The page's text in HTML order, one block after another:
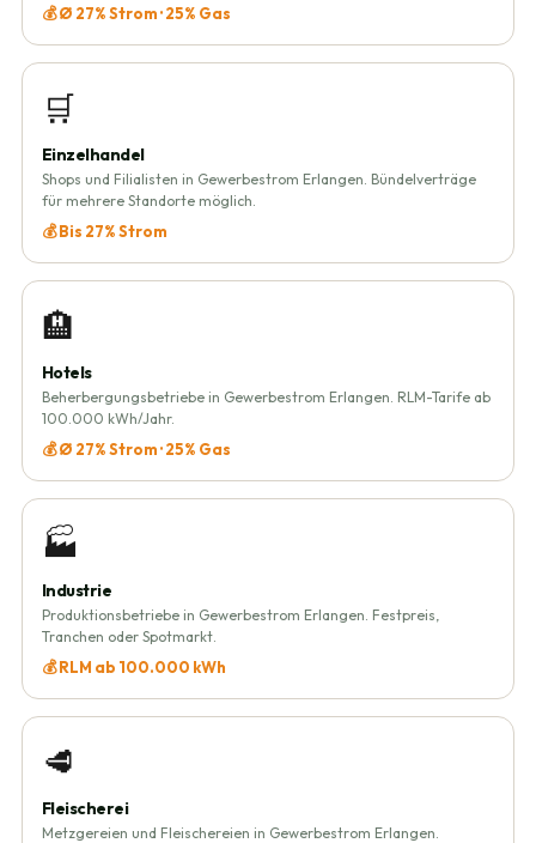
💰 Ø 27% Strom · 25% Gas
🛒
Einzelhandel
Shops und Filialisten in Gewerbestrom Erlangen. Bündelverträge
für mehrere Standorte möglich.
💰 Bis 27% Strom
🏨
Hotels
Beherbergungsbetriebe in Gewerbestrom Erlangen. RLM-Tarife ab
100.000 kWh/Jahr.
💰 Ø 27% Strom · 25% Gas
🏭
Industrie
Produktionsbetriebe in Gewerbestrom Erlangen. Festpreis,
Tranchen oder Spotmarkt.
💰 RLM ab 100.000 kWh
🥩
Fleischerei
Metzgereien und Fleischereien in Gewerbestrom Erlangen.